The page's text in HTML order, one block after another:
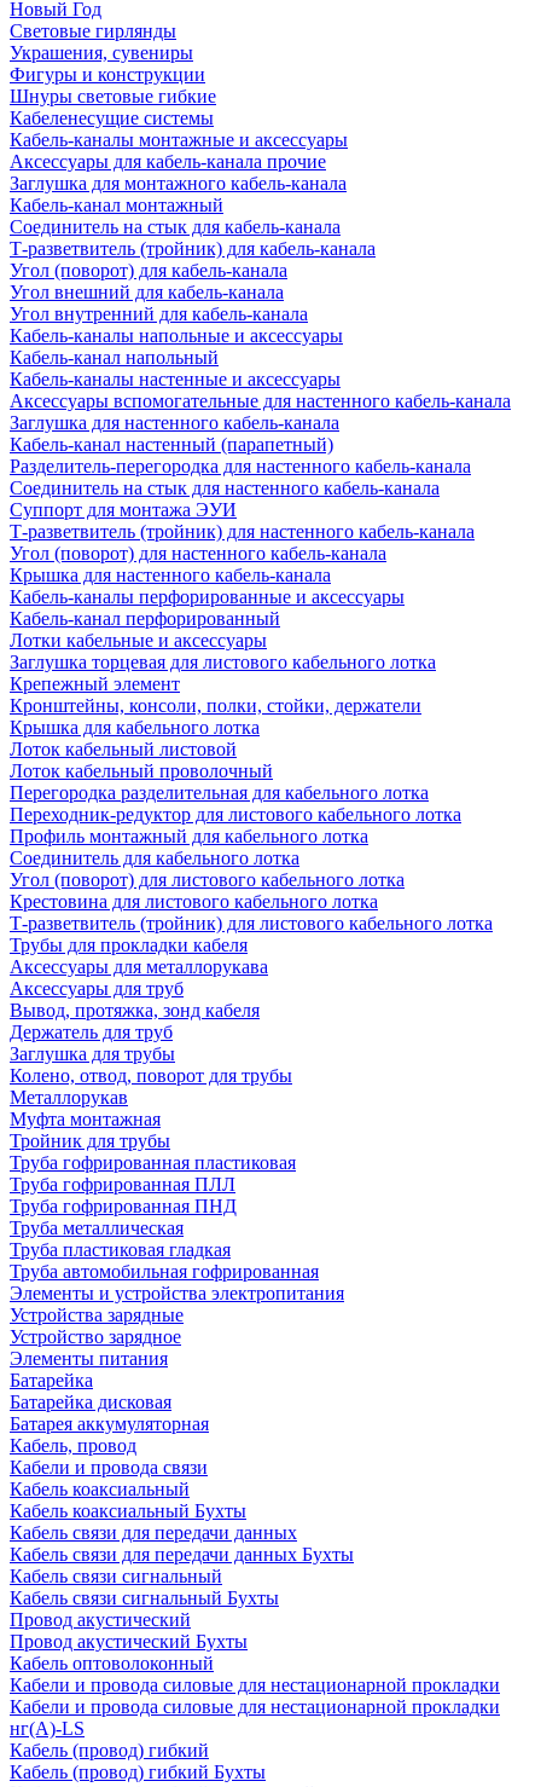
Новый Год
Световые гирлянды
Украшения, сувениры
Фигуры и конструкции
Шнуры световые гибкие
Кабеленесущие системы
Кабель-каналы монтажные и аксессуары
Аксессуары для кабель-канала прочие
Заглушка для монтажного кабель-канала
Кабель-канал монтажный
Соединитель на стык для кабель-канала
Т-разветвитель (тройник) для кабель-канала
Угол (поворот) для кабель-канала
Угол внешний для кабель-канала
Угол внутренний для кабель-канала
Кабель-каналы напольные и аксессуары
Кабель-канал напольный
Кабель-каналы настенные и аксессуары
Аксессуары вспомогательные для настенного кабель-канала
Заглушка для настенного кабель-канала
Кабель-канал настенный (парапетный)
Разделитель-перегородка для настенного кабель-канала
Соединитель на стык для настенного кабель-канала
Суппорт для монтажа ЭУИ
Т-разветвитель (тройник) для настенного кабель-канала
Угол (поворот) для настенного кабель-канала
Крышка для настенного кабель-канала
Кабель-каналы перфорированные и аксессуары
Кабель-канал перфорированный
Лотки кабельные и аксессуары
Заглушка торцевая для листового кабельного лотка
Крепежный элемент
Кронштейны, консоли, полки, стойки, держатели
Крышка для кабельного лотка
Лоток кабельный листовой
Лоток кабельный проволочный
Перегородка разделительная для кабельного лотка
Переходник-редуктор для листового кабельного лотка
Профиль монтажный для кабельного лотка
Соединитель для кабельного лотка
Угол (поворот) для листового кабельного лотка
Крестовина для листового кабельного лотка
Т-разветвитель (тройник) для листового кабельного лотка
Трубы для прокладки кабеля
Аксессуары для металлорукава
Аксессуары для труб
Вывод, протяжка, зонд кабеля
Держатель для труб
Заглушка для трубы
Колено, отвод, поворот для трубы
Металлорукав
Муфта монтажная
Тройник для трубы
Труба гофрированная пластиковая
Труба гофрированная ПЛЛ
Труба гофрированная ПНД
Труба металлическая
Труба пластиковая гладкая
Труба автомобильная гофрированная
Элементы и устройства электропитания
Устройства зарядные
Устройство зарядное
Элементы питания
Батарейка
Батарейка дисковая
Батарея аккумуляторная
Кабель, провод
Кабели и провода связи
Кабель коаксиальный
Кабель коаксиальный Бухты
Кабель связи для передачи данных
Кабель связи для передачи данных Бухты
Кабель связи сигнальный
Кабель связи сигнальный Бухты
Провод акустический
Провод акустический Бухты
Кабель оптоволоконный
Кабели и провода силовые для нестационарной прокладки
Кабели и провода силовые для нестационарной прокладки
нг(А)-LS
Кабель (провод) гибкий
Кабель (провод) гибкий Бухты